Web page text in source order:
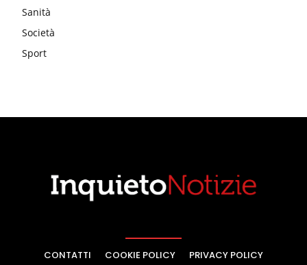
Sanità
Società
Sport
CONTATTI COOKIE POLICY PRIVACY POLICY